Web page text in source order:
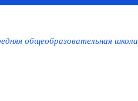
общеобразовательная